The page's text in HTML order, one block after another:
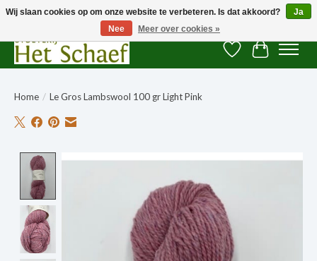
Verlanglijst
Home / Le Gros Lambswool 100 gr Light Pink
Product image slideshow Items
Wij slaan cookies op om onze website te verbeteren. Is dat akkoord?
Ja
Nee
Meer over cookies »